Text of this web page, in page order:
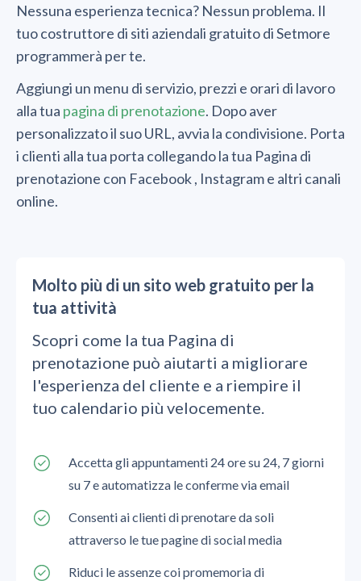
Nessuna esperienza tecnica? Nessun problema. Il
tuo costruttore di siti aziendali gratuito di Setmore
programmerà per te.
Aggiungi un menu di servizio, prezzi e orari di lavoro
alla tua pagina di prenotazione. Dopo aver
personalizzato il suo URL, avvia la condivisione. Porta
i clienti alla tua porta collegando la tua Pagina di
prenotazione con Facebook , Instagram e altri canali
online.
Molto più di un sito web gratuito per la
tua attività
Scopri come la tua Pagina di
prenotazione può aiutarti a migliorare
l'esperienza del cliente e a riempire il
tuo calendario più velocemente.
Accetta gli appuntamenti 24 ore su 24, 7 giorni
su 7 e automatizza le conferme via email
Consenti ai clienti di prenotare da soli
attraverso le tue pagine di social media
Riduci le assenze coi promemoria di